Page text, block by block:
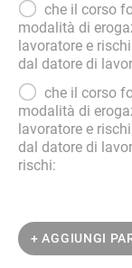
che il corso
modalità di
lavoratore e
dal datore di
che il corso
modalità di
lavoratore e
dal datore di
rischi:
+ AGGIUNGI